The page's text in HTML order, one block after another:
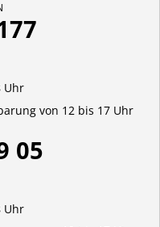
Uhr
von 12 bis 17 Uhr
05
Uhr